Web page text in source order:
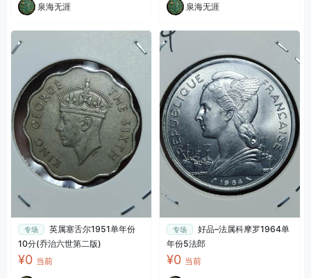
泉海无涯 泉海无涯
专场
英属塞舌尔1951单年份
10分(乔治六世第二版)
¥0 当前
专场
好品–法属科摩罗1964单
年份5法郎
¥0 当前